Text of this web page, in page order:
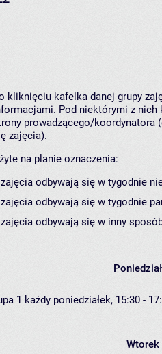
kliknięciu kafelka danej grupy
Pod niektórymi z nich
prowadzącego/koordynatora
zajęcia).
na planie oznaczenia:
zajęcia odbywają się w tygodnie
zajęcia odbywają się w tygodnie
zajęcia odbywają się w inny
1 każdy poniedziałek, 15:30 -
Wtorek